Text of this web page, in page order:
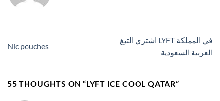
Nic pouches
اشتري التبغ LYFT في المملكة
العربية السعودية
55 THOUGHTS ON “LYFT ICE COOL QATAR”